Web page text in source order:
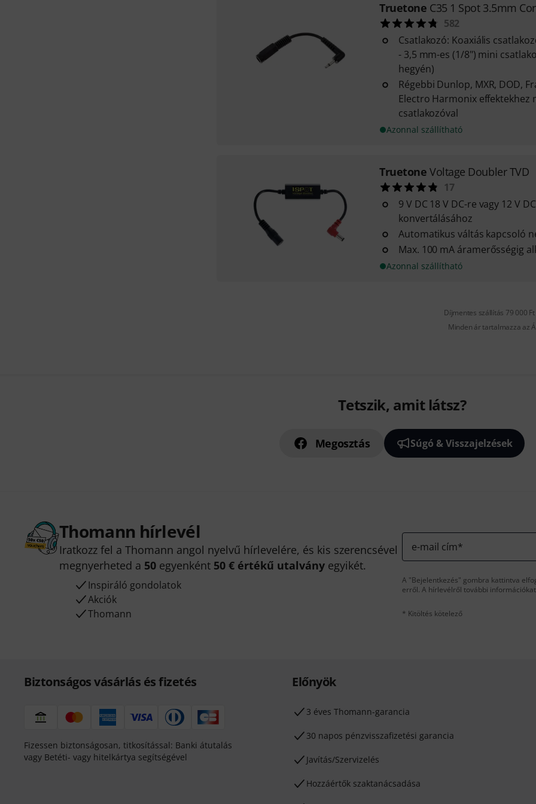
Truetone C35 1 Spot 3.5mm
582
Csatlakozó: Koaxiális
- 3,5 mm-es (1/8") mini
hegyén)
Régebbi Dunlop, MXR, DOD,
Electro Harmonix effektekhez
csatlakozóval
Azonnal szállítható
Truetone Voltage Doubler TVD
17
9 V DC 18 V DC-re vagy 12 V
konvertálásához
Automatikus váltás kapcsoló
Max. 100 mA áramerősségig
Azonnal szállítható
Díjmentes szállítás 79 000
Minden ár tartalmazza az
Tetszik, amit látsz?
Megosztás Súgó & Visszajelzések
Thomann hírlevél
Iratkozz fel a Thomann angol nyelvű hírlevelére, és kis szerencsével
megnyerheted a 50 egyenként 50 € értékű utalvány egyikét.
Inspiráló gondolatok
Akciók
Thomann
e-mail cím*
A "Bejelentkezés" gombra kattintva
erről. A hírlevélről további
* Kitöltés kötelező
Biztonságos vásárlás és fizetés
Fizessen biztonságosan, titkosítással: Banki átutalás
vagy Betéti- vagy hitelkártya segítségével
Előnyök
3 éves Thomann-garancia
30 napos pénzvisszafizetési garancia
Javítás/Szervizelés
Hozzáértők szaktanácsadása